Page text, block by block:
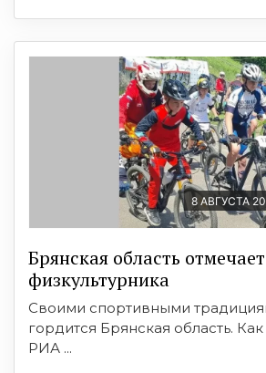
8 АВГУСТА
Брянская область
физкультурника
Своими спортивными
гордится Брянская область.
РИА ...